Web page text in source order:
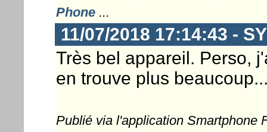
Phone...
11/07/2018 17:14:43 -
Très bel appareil. Perso,
en trouve plus
Publié via l'application Smartphone